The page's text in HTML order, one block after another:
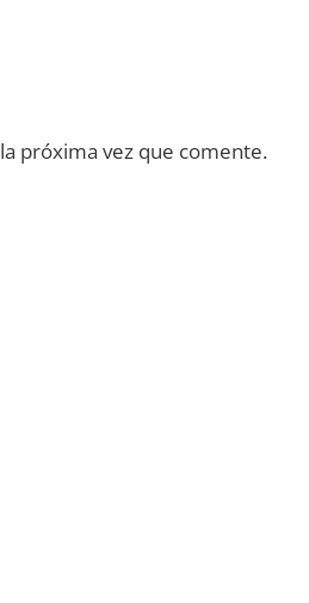
próxima vez que comente.